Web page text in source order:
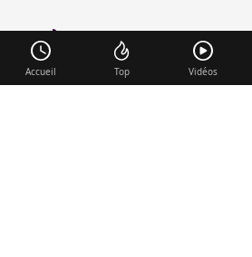
foot-anglais.com
Accueil Top Vidéos